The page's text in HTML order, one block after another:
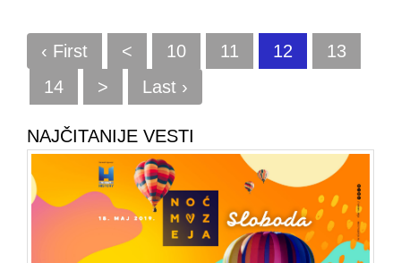
‹ First < 10 11 12
13
14
> Last ›
NAJČITANIJE VESTI